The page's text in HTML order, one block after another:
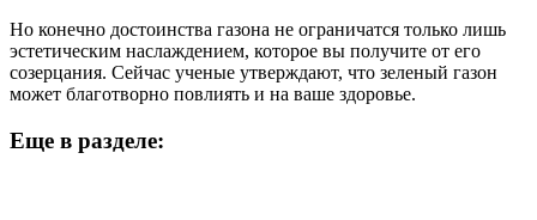
Но конечно достоинства газона не ограничатся только лишь
эстетическим наслаждением, которое вы получите от его
созерцания. Сейчас ученые утверждают, что зеленый газон
может благотворно повлиять и на ваше здоровье.
Еще в разделе: